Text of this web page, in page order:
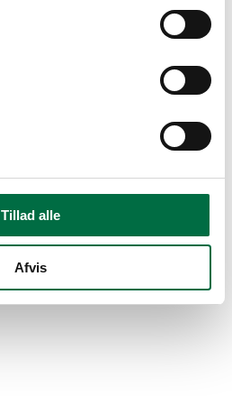
Tillad alle
Afvis